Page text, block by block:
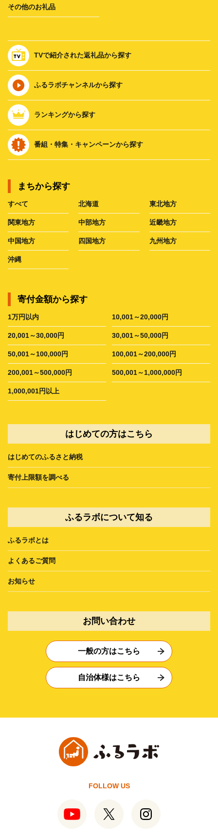
その他のお礼品
TVで紹介された返礼品から探す
ふるラボチャンネルから探す
ランキングから探す
番組・特集・キャンペーンから探す
まちから探す
すべて 北海道 東北地方
関東地方 中部地方 近畿地方
中国地方 四国地方 九州地方
沖縄
寄付金額から探す
1万円以内 10,001～20,000円
20,001～30,000円 30,001～50,000円
50,001～100,000円 100,001～200,000円
200,001～500,000円 500,001～1,000,000円
1,000,001円以上
はじめての方はこちら
はじめてのふるさと納税
寄付上限額を調べる
ふるラボについて知る
ふるラボとは
よくあるご質問
お知らせ
お問い合わせ
一般の方はこちら
自治体様はこちら
FOLLOW US